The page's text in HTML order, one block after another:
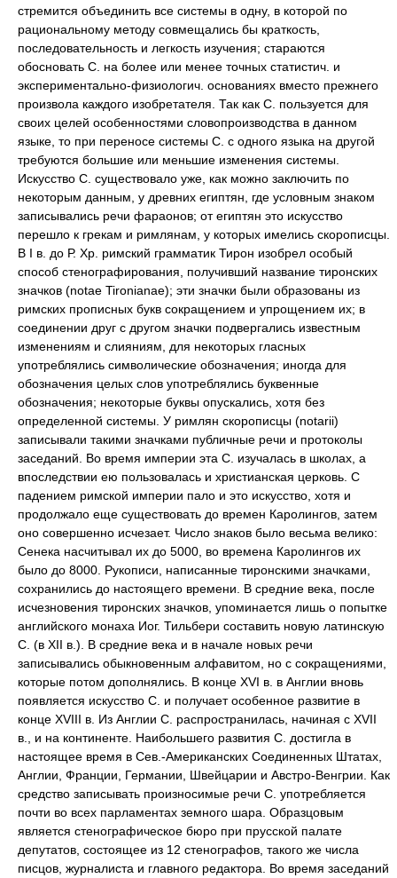
стремится объединить все системы в одну, в которой по
рациональному методу совмещались бы краткость,
последовательность и легкость изучения; стараются
обосновать С. на более или менее точных статистич. и
экспериментально-физиологич. основаниях вместо прежнего
произвола каждого изобретателя. Так как С. пользуется для
своих целей особенностями словопроизводства в данном
языке, то при переносе системы С. с одного языка на другой
требуются большие или меньшие изменения системы.
Искусство С. существовало уже, как можно заключить по
некоторым данным, у древних египтян, где условным знаком
записывались речи фараонов; от египтян это искусство
перешло к грекам и римлянам, у которых имелись скорописцы.
В I в. до Р. Хр. римский грамматик Тирон изобрел особый
способ стенографирования, получивший название тиронских
значков (notae Tironianae); эти значки были образованы из
римских прописных букв сокращением и упрощением их; в
соединении друг с другом значки подвергались известным
изменениям и слияниям, для некоторых гласных
употреблялись символические обозначения; иногда для
обозначения целых слов употреблялись буквенные
обозначения; некоторые буквы опускались, хотя без
определенной системы. У римлян скорописцы (notarii)
записывали такими значками публичные речи и протоколы
заседаний. Во время империи эта С. изучалась в школах, а
впоследствии ею пользовалась и христианская церковь. С
падением римской империи пало и это искусство, хотя и
продолжало еще существовать до времен Каролингов, затем
оно совершенно исчезает. Число знаков было весьма велико:
Сенека насчитывал их до 5000, во времена Каролингов их
было до 8000. Рукописи, написанные тиронскими значками,
сохранились до настоящего времени. В средние века, после
исчезновения тиронских значков, упоминается лишь о попытке
английского монаха Иог. Тильбери составить новую латинскую
С. (в XII в.). В средние века и в начале новых речи
записывались обыкновенным алфавитом, но с сокращениями,
которые потом дополнялись. В конце XVI в. в Англии вновь
появляется искусство С. и получает особенное развитие в
конце XVIII в. Из Англии С. распространилась, начиная с XVII
в., и на континенте. Наибольшего развития С. достигла в
настоящее время в Сев.-Американских Соединенных Штатах,
Англии, Франции, Германии, Швейцарии и Австро-Венгрии. Как
средство записывать произносимые речи С. употребляется
почти во всех парламентах земного шара. Образцовым
является стенографическое бюро при прусской палате
депутатов, состоящее из 12 стенографов, такого же числа
писцов, журналиста и главного редактора. Во время заседаний